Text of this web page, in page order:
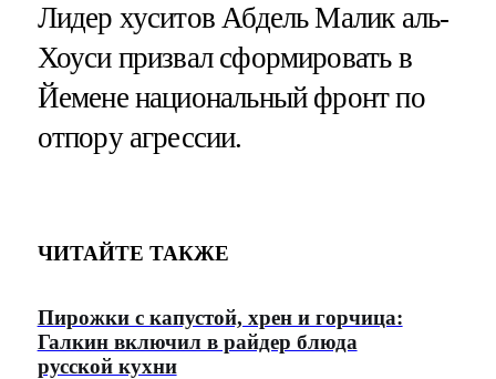
Лидер хуситов Абдель Малик аль-
Хоуси призвал сформировать в
Йемене национальный фронт по
отпору агрессии.
ЧИТАЙТЕ ТАКЖЕ
Пирожки с капустой, хрен и горчица:
Галкин включил в райдер блюда
русской кухни